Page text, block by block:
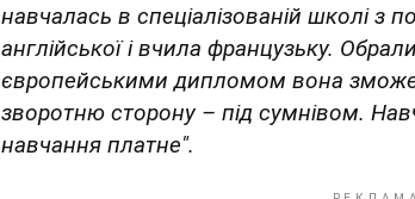
навчалась в спеціалізованій школі з
англійської і вчила французьку.
європейськими дипломом вона зможе
зворотню сторону – під сумнівом.
навчання платне".